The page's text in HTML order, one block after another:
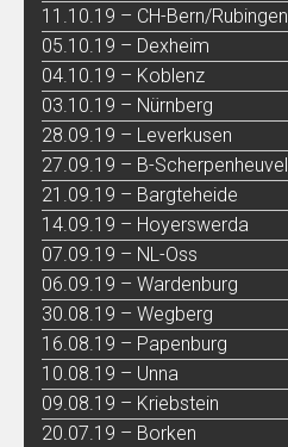
11.10.19 – CH-Bern/Rubingen
05.10.19 – Dexheim
04.10.19 – Koblenz
03.10.19 – Nürnberg
28.09.19 – Leverkusen
27.09.19 – B-Scherpenheuvel
21.09.19 – Bargteheide
14.09.19 – Hoyerswerda
07.09.19 – NL-Oss
06.09.19 – Wardenburg
30.08.19 – Wegberg
16.08.19 – Papenburg
10.08.19 – Unna
09.08.19 – Kriebstein
20.07.19 – Borken